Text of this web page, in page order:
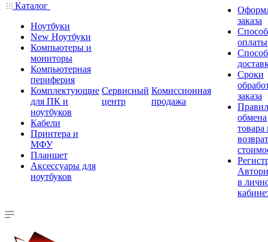
Каталог
Ноутбуки
New Ноутбуки
Компьютеры и
мониторы
Компьютерная
периферия
Комплектующие
для ПК и
ноутбуков
Кабели
Принтера и
МФУ
Планшет
Аксессуары для
ноутбуков
Сервисный
центр
Комиссионная
продажа
заказа
оплаты
Сроки
заказа
обмена
товара
в